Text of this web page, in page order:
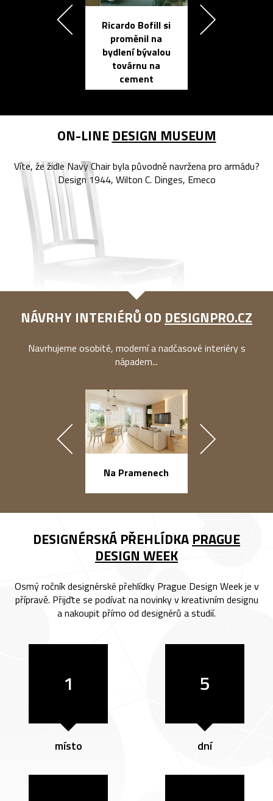
Ricardo Bofill si
proměnil na
bydlení bývalou
továrnu na
cement
ON-LINE DESIGN MUSEUM
Víte, že židle Navy Chair byla původně navržena pro armádu?
Design 1944, Wilton C. Dinges, Emeco
NÁVRHY INTERIÉRŮ OD DESIGNPRO.CZ
Navrhujeme osobité, moderní a nadčasové interiéry s
nápadem...
Na Pramenech
DESIGNÉRSKÁ PŘEHLÍDKA PRAGUE
DESIGN WEEK
Osmý ročník designérské přehlídky Prague Design Week je v
přípravě. Přijďte se podívat na novinky v kreativním designu
a nakoupit přímo od designérů a studií.
1
místo
5
dní